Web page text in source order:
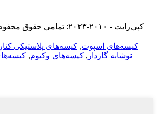
© کپی‌رایت - ۲۰۱۰-۲۰۲۳: تمامی حقوق محفوظ است.
کیسه‌های اسپوت, کیسه‌های پلاستیکی
نوشابه گازدار , کیسه‌های وکیوم,